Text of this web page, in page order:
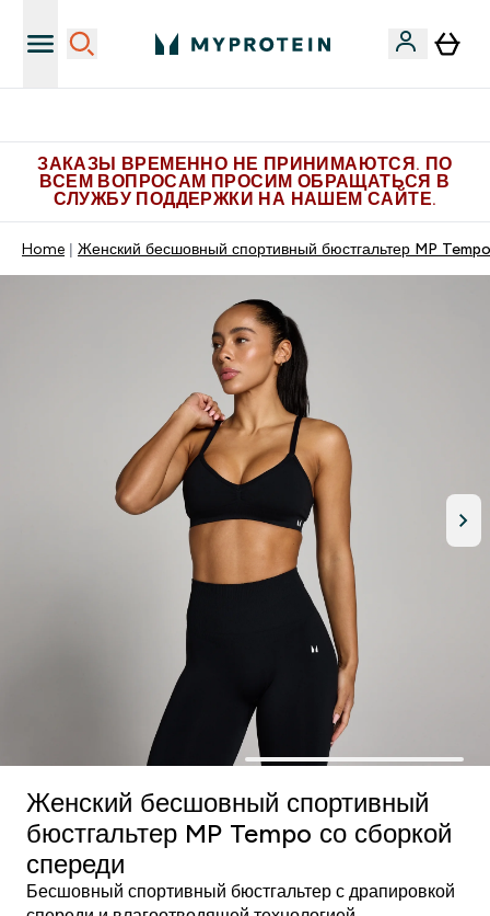
ЗАКАЗЫ ВРЕМЕННО НЕ ПРИНИМАЮТСЯ. ПО
ВСЕМ ВОПРОСАМ ПРОСИМ ОБРАЩАТЬСЯ В
СЛУЖБУ ПОДДЕРЖКИ НА НАШЕМ САЙТЕ.
Home Женский бесшовный спортивный бюстгальтер MP
Женский бесшовный спортивный
бюстгальтер MP Tempo со сборкой
спереди
Бесшовный спортивный бюстгальтер с драпировкой